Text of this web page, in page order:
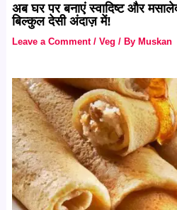
अब घर पर बनाएं स्वादिष्ट और
बिल्कुल देसी अंदाज़ में!
Leave a Comment /Veg / By Muskan